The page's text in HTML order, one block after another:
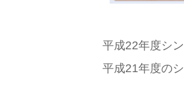
平成22年度シ
平成21年度の